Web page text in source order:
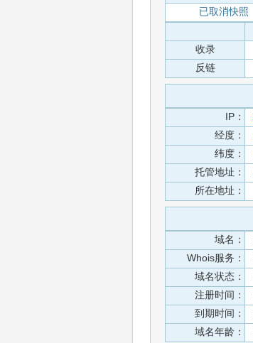
已取消快照
收录
反链
IP：
经度：
纬度：
托管地址：
所在地址：
域名：
Whois服务：
域名状态：
注册时间：
到期时间：
域名年龄：